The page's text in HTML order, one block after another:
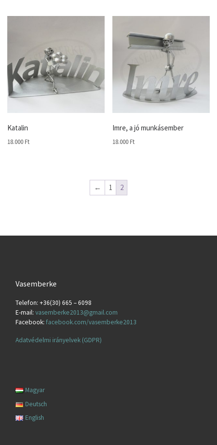
Katalin
18.000 Ft
Imre, a jó munkásember
18.000 Ft
← 1 2
Vasemberke
Telefon: +36(30) 665 – 6098
E-mail: vasemberke2013@gmail.com
Facebook: facebook.com/vasemberke2013
Adatvédelmi irányelvek (GDPR)
Magyar
Deutsch
English